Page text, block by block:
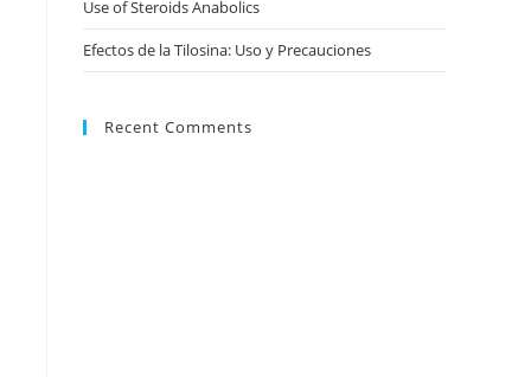
Use of Steroids Anabolics
Efectos de la Tilosina: Uso y Precauciones
Recent Comments